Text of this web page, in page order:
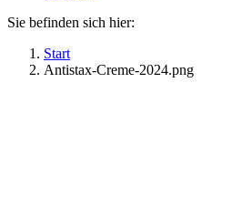
Sie befinden sich hier:
Start
Antistax-Creme-2024.png